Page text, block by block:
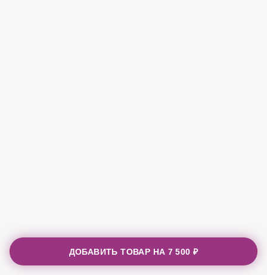
ДОБАВИТЬ ТОВАР НА 7 500 ₽